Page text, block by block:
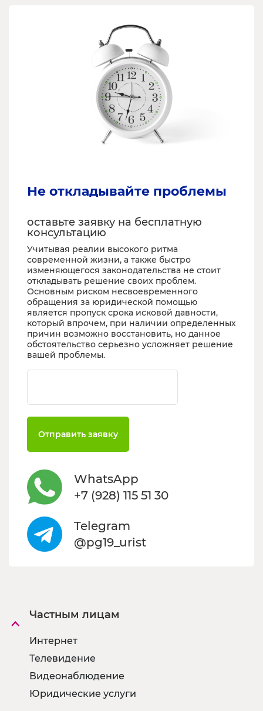
Не откладывайте проблемы
оставьте заявку на бесплатную
консультацию
Учитывая реалии высокого ритма
современной жизни, а также быстро
изменяющегося законодательства не стоит
откладывать решение своих проблем.
Основным риском несвоевременного
обращения за юридической помощью
является пропуск срока исковой давности,
который впрочем, при наличии определенных
причин возможно восстановить, но данное
обстоятельство серьезно усложняет решение
вашей проблемы.
Отправить заявку
WhatsApp
+7 (928) 115 51 30
Telegram
@pg19_urist
Частным лицам
Интернет
Телевидение
Видеонаблюдение
Юридические услуги